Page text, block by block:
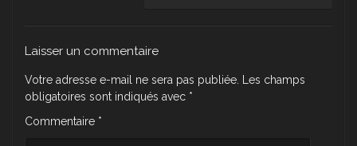
Laisser un commentaire
Votre adresse e-mail ne sera pas publiée. Les champs
obligatoires sont indiqués avec *
Commentaire *